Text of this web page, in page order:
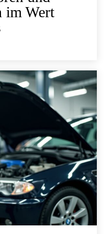
im Wert